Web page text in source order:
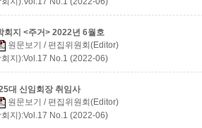
회지 <주거> 2022년 6월호
원문보기 / 편집위원회(Editor)
지):Vol.17 No.1 (2022-06)
대 신임회장 취임사
원문보기 / 편집위원회(Editor)
지):Vol.17 No.1 (2022-06)